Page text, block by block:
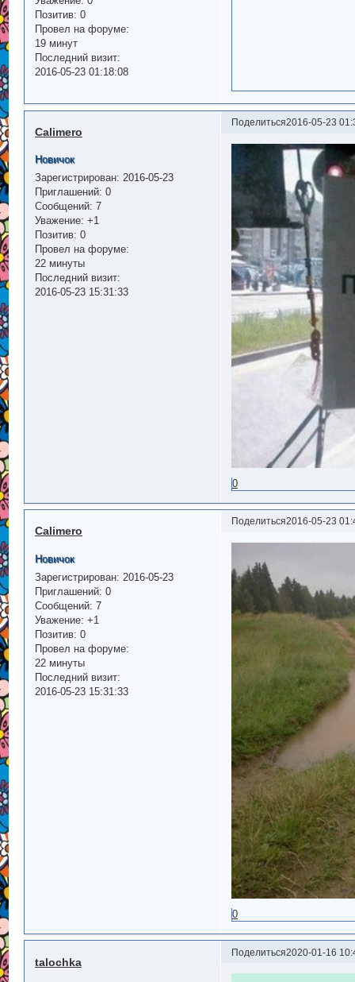
Позитив: 0
Провел на форуме:
19 минут
Последний визит:
2016-05-23 01:18:08
Поделиться2016-05-23
Calimero
Новичок
Зарегистрирован: 2016-05-23
Приглашений: 0
Сообщений: 7
Уважение: +1
Позитив: 0
Провел на форуме:
22 минуты
Последний визит:
2016-05-23 15:31:33
0
Поделиться2016-05-23
Calimero
Новичок
Зарегистрирован: 2016-05-23
Приглашений: 0
Сообщений: 7
Уважение: +1
Позитив: 0
Провел на форуме:
22 минуты
Последний визит:
2016-05-23 15:31:33
0
Поделиться2020-01-16
talochka